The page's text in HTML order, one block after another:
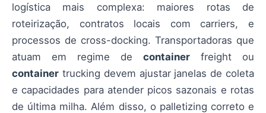
logística mais complexa: maiores rotas de
roteirização, contratos locais com carriers, e
processos de cross-docking. Transportadoras que
atuam em regime de container freight ou
container trucking devem ajustar janelas de coleta
e capacidades para atender picos sazonais e rotas
de última milha. Além disso, o palletizing correto e